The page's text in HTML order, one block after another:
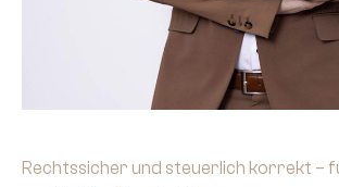
Rechtssicher und steuerlich korrekt –